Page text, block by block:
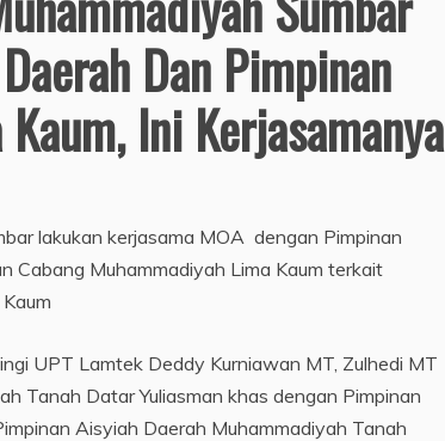
Dan Pimpinan
Ini Kerjasamanya
lakukan kerjasama MOA dengan Pimpinan
Cabang Muhammadiyah Lima Kaum terkait
UPT Lamtek Deddy Kurniawan MT, Zulhedi MT
Tanah Datar Yuliasman khas dengan Pimpinan
Aisyiah Daerah Muhammadiyah Tanah